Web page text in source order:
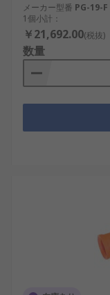
メーカー型番 PG-19-F
1個小計：
￥21,692.00(税抜)
数量